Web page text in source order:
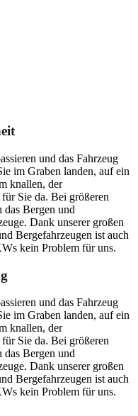
und das Fahrzeug
im Graben landen, auf ein
knallen, der
Sie da. Bei größeren
das Bergen und
Dank unserer großen
Bergefahrzeugen ist auch
kein Problem für uns.
und das Fahrzeug
im Graben landen, auf ein
knallen, der
Sie da. Bei größeren
das Bergen und
Dank unserer großen
Bergefahrzeugen ist auch
kein Problem für uns.